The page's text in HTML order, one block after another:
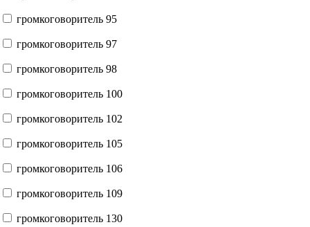
громкоговоритель 95
громкоговоритель 97
громкоговоритель 98
громкоговоритель 100
громкоговоритель 102
громкоговоритель 105
громкоговоритель 106
громкоговоритель 109
громкоговоритель 130